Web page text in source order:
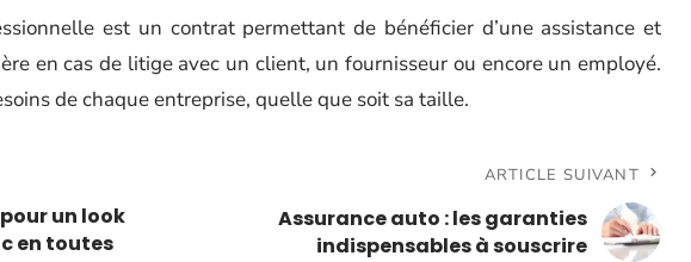
est un contrat permettant de bénéficier d’une assistance et
en cas de litige avec un client, un fournisseur ou encore un employé.
de chaque entreprise, quelle que soit sa taille.
un look
en toutes
ARTICLE SUIVANT
Assurance auto : les garanties
indispensables à souscrire